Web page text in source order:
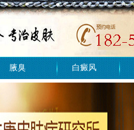
腋臭 白癜风